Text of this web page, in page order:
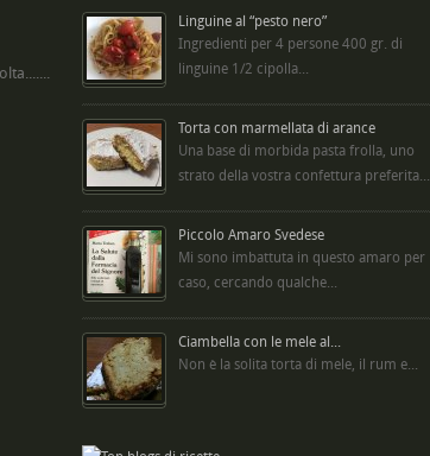
Linguine al “pesto nero”
Ingredienti per 4 persone 400 gr. di
linguine 1/2 cipolla...
Torta con marmellata di arance
Una base di morbida pasta frolla, uno
strato della vostra confettura preferita...
Piccolo Amaro Svedese
Mi sono imbattuta in questo amaro per
caso, cercando qualche...
Ciambella con le mele al...
Non è la solita torta di mele, il rum e...